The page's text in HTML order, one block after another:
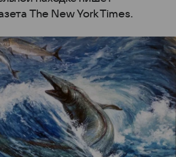
The New York Times.